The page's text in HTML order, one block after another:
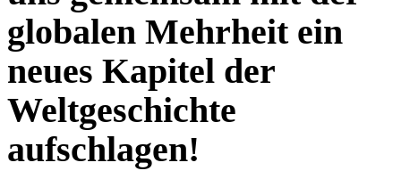
globalen Mehrheit ein
neues Kapitel der
Weltgeschichte
aufschlagen!